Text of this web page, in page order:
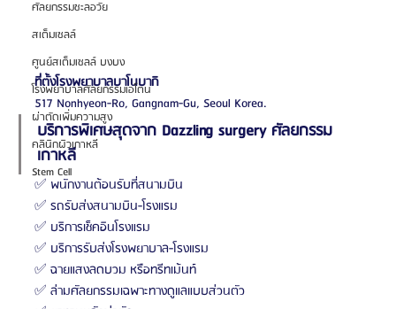
ศัลยกรรมชะลอวัย
สเต็มเซลล์
ศูนย์สเต็มเซลล์ บงบง
โรงพยาบาลศัลยกรรมเอโตน
ผ่าตัดเพิ่มความสูง
คลินิกผิวเกาหลี
Stem Cell
ที่ตั้งโรงพยาบาลบาโนบากิ
517 Nonhyeon-Ro, Gangnam-Gu, Seoul Korea.
บริการพิเศษสุดจาก Dazzling surgery ศัลยกรรม
เกาหลี
✅ พนักงานต้อนรับที่สนามบิน
✅ รถรับส่งสนามบิน-โรงแรม
✅ บริการเช็คอินโรงแรม
✅ บริการรับส่งโรงพยาบาล-โรงแรม
✅ ฉายแสงลดบวม หรือทรีทเม้นท์
✅ ล่ามศัลยกรรมเฉพาะทางดูแลแบบส่วนตัว